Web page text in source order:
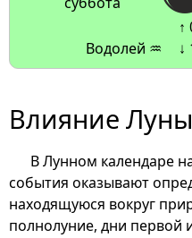
Водолей ♒
↑
↓
Влияние Луны
В Лунном календаре
события оказывают
находящуюся вокруг
полнолуние, дни первой